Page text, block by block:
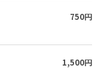
750円
1,500円